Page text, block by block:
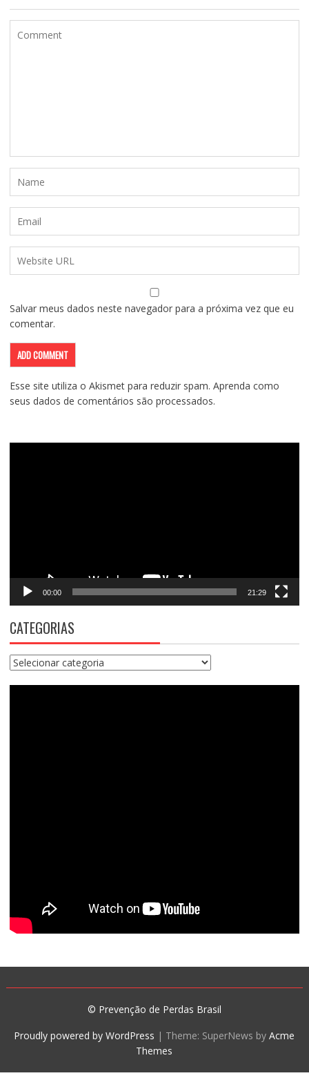
Salvar meus dados neste navegador para a próxima vez que eu
comentar.
Esse site utiliza o Akismet para reduzir spam. Aprenda como
seus dados de comentários são processados.
00:00 21:29
CATEGORIAS
Categorias
© Prevenção de Perdas Brasil
Proudly powered by WordPress | Theme: SuperNews byAcme
Themes